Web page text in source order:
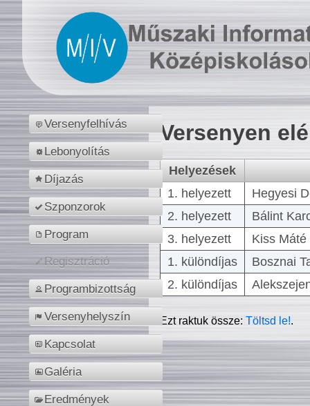
Versenyfelhívás
Lebonyolítás
Díjazás
Szponzorok
Program
Regisztráció
Programbizottság
Versenyhelyszín
Kapcsolat
Galéria
Eredmények
Versenyen
Helyezések
1. helyezett
Hegyesi
2. helyezett
Bálint
3. helyezett
Kiss
1. különdíjas
Bosznai
2. különdíjas
Ezt raktuk össze:Töltsd le!.